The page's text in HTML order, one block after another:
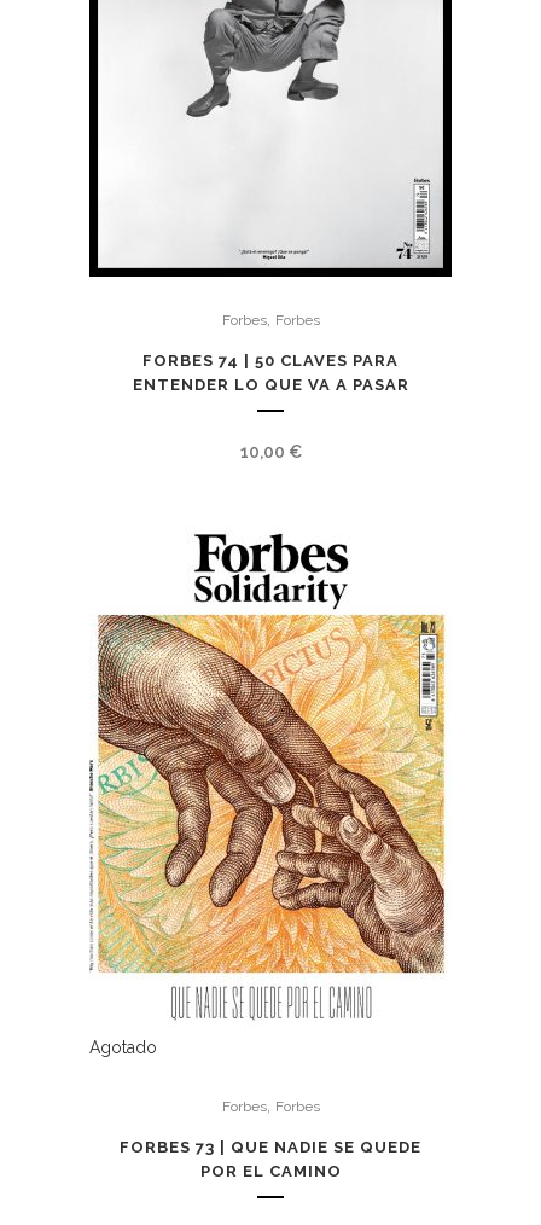
Forbes, Forbes
FORBES 74 | 50 CLAVES PARA
ENTENDER LO QUE VA A PASAR
10,00 €
Agotado
Forbes, Forbes
FORBES 73 | QUE NADIE SE QUEDE
POR EL CAMINO